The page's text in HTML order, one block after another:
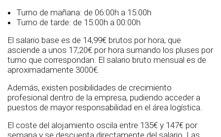
Turno de mañana: de 06:00h a 15:00h
Turno de tarde: de 15:00h a 00:00h
El salario base es de 14,99€ brutos por hora, que
asciende a unos 17,20€ por hora sumando los pluses por
turno que correspondan. El salario bruto mensual es de
aproximadamente 3000€.
Además, existen posibilidades de crecimiento
profesional dentro de la empresa, pudiendo acceder a
puestos de mayor responsabilidad en el área logística.
El coste del alojamiento oscila entre 135€ y 147€ por
semana y se descuenta directamente del salario. Las